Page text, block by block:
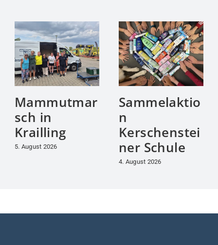
Mammutmar
sch in
Krailling
5. August 2026
Sammelaktio
n
Kerschenstei
ner Schule
4. August 2026